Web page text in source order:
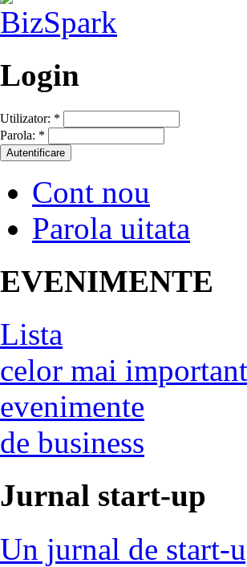
Login
Utilizator: *
Parola: *
Cont nou
Parola uitata
EVENIMENTE
Lista
celor mai
evenimente
de business
Jurnal start-up
Un jurnal de start-